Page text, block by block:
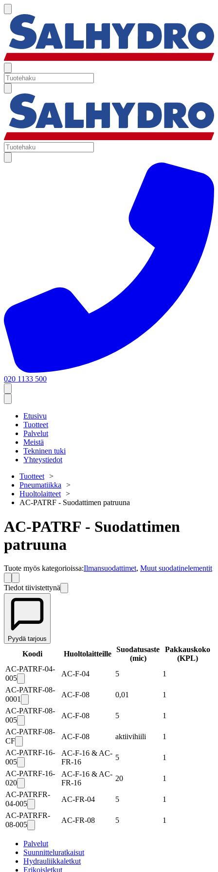
020 1133 500
Etusivu
Tuotteet
Palvelut
Meistä
Tekninen tuki
Yhteystiedot
Tuotteet
Pneumatiikka
Huoltolaitteet
AC-PATRF - Suodattimen patruuna
AC-PATRF - Suodattimen
patruuna
Tuote myös kategorioissa:Ilmansuodattimet, Muut suodatinelementit
Tiedot tiivistettynä
Pyydä tarjous
Koodi Huoltolaitteille
Suodatusaste
(mic)
Pakkauskoko
(KPL)
AC-PATRF-04-
005
AC-F-04 5
1
AC-PATRF-08-
0001
AC-F-08 0,01
1
AC-PATRF-08-
005
AC-F-08 5
1
AC-PATRF-08-
CF
AC-F-08 aktiivihiili
1
AC-PATRF-16-
005
AC-F-16 & AC-
FR-16
5
1
AC-PATRF-16-
020
AC-F-16 & AC-
FR-16
20
1
AC-PATRFR-
04-005
AC-FR-04 5
1
AC-PATRFR-
08-005
AC-FR-08 5 1
Palvelut
Suunnitteluratkaisut
Hydrauliikkaletkut
Erikoisletkut